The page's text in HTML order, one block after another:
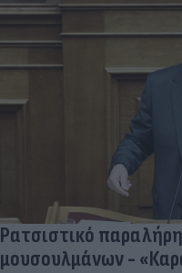
Ρατσιστικό
μουσουλμάνων -